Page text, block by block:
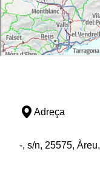
Adreça
-, s/n, 25575,